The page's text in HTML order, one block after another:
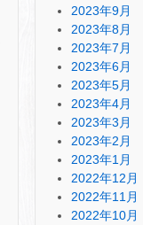
2023年9月
2023年8月
2023年7月
2023年6月
2023年5月
2023年4月
2023年3月
2023年2月
2023年1月
2022年12月
2022年11月
2022年10月